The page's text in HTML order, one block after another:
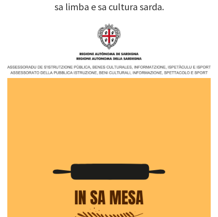
sa limba e sa cultura sarda.